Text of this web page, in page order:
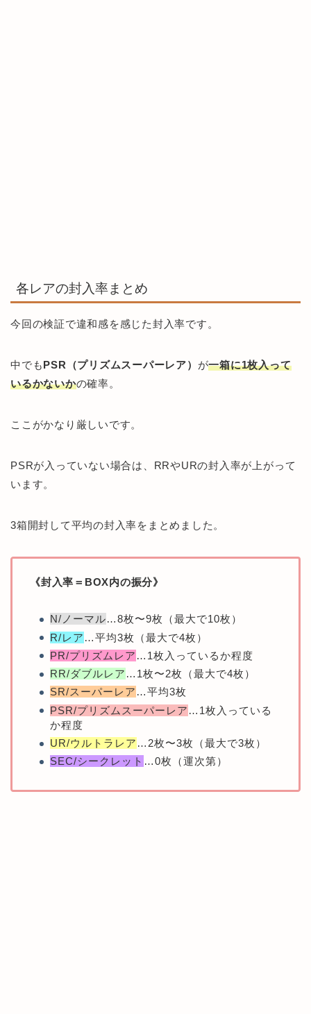
各レアの封入率まとめ
今回の検証で違和感を感じた封入率です。
中でもPSR（プリズムスーパーレア） が一箱に1枚入って
いるかないかの確率。
ここがかなり厳しいです。
PSRが入っていない場合は、RRやURの封入率が上がって
います。
3箱開封して平均の封入率をまとめました。
《封入率＝BOX内の振分》
N/ノーマル…8枚〜9枚（最大で10枚）
R/レア …平均3枚（最大で4枚）
PR/プリズムレア …1枚入っているか程度
RR/ダブルレア …1枚〜2枚（最大で4枚）
SR/スーパーレア …平均3枚
PSR/プリズムスーパーレア …1枚入っている
か程度
UR/ウルトラレア …2枚〜3枚（最大で3枚）
SEC/シークレット …0枚（運次第）